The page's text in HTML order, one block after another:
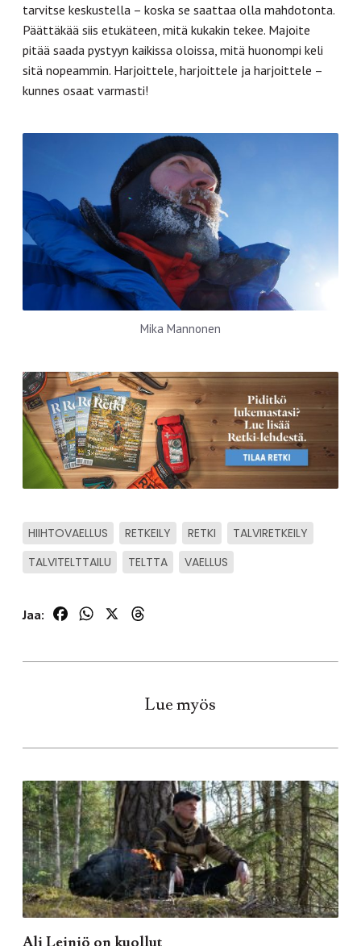
tarvitse keskustella – koska se saattaa olla mahdotonta.
Päättäkää siis etukäteen, mitä kukakin tekee. Majoite
pitää saada pystyyn kaikissa oloissa, mitä huonompi keli
sitä nopeammin. Harjoittele, harjoittele ja harjoittele –
kunnes osaat varmasti!
Mika Mannonen
HIIHTOVAELLUS RETKEILY RETKI
TALVIRETKEILY
TALVITELTTAILU
TELTTA VAELLUS
Jaa: FacebookWhatsApp
Lue myös